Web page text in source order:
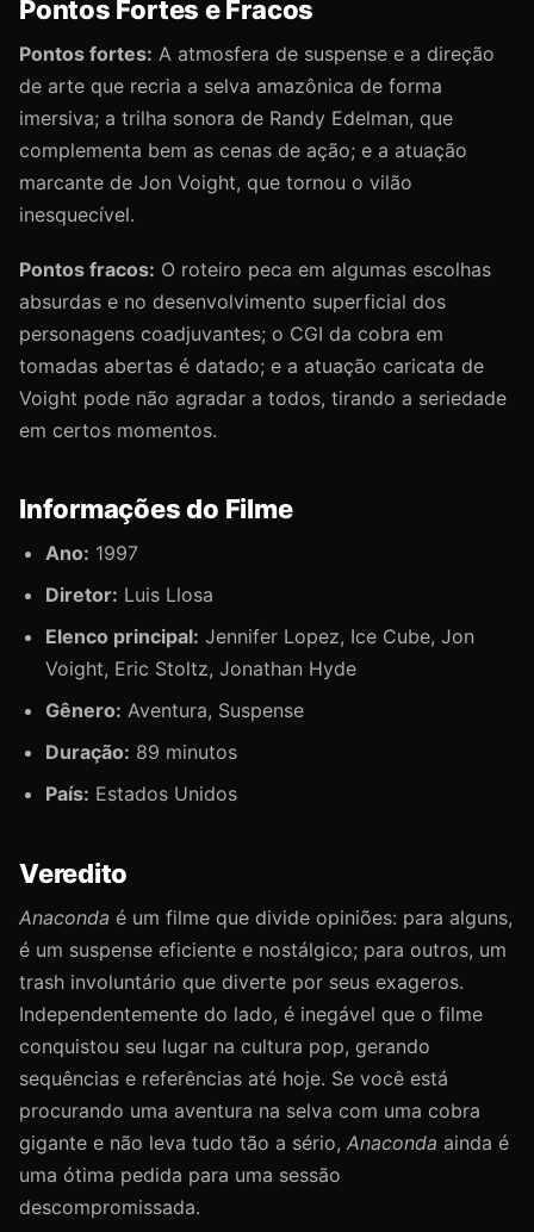
Pontos Fortes e Fracos
Pontos fortes: A atmosfera de suspense e a direção
de arte que recria a selva amazônica de forma
imersiva; a trilha sonora de Randy Edelman, que
complementa bem as cenas de ação; e a atuação
marcante de Jon Voight, que tornou o vilão
inesquecível.
Pontos fracos: O roteiro peca em algumas escolhas
absurdas e no desenvolvimento superficial dos
personagens coadjuvantes; o CGI da cobra em
tomadas abertas é datado; e a atuação caricata de
Voight pode não agradar a todos, tirando a seriedade
em certos momentos.
Informações do Filme
Ano: 1997
Diretor: Luis Llosa
Elenco principal: Jennifer Lopez, Ice Cube, Jon
Voight, Eric Stoltz, Jonathan Hyde
Gênero: Aventura, Suspense
Duração: 89 minutos
País: Estados Unidos
Veredito
Anaconda é um filme que divide opiniões: para alguns,
é um suspense eficiente e nostálgico; para outros, um
trash involuntário que diverte por seus exageros.
Independentemente do lado, é inegável que o filme
conquistou seu lugar na cultura pop, gerando
sequências e referências até hoje. Se você está
procurando uma aventura na selva com uma cobra
gigante e não leva tudo tão a sério, Anaconda ainda é
uma ótima pedida para uma sessão
descompromissada.